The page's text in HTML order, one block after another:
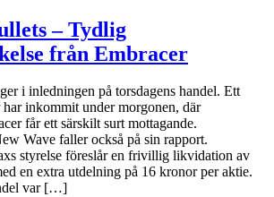
– Tydlig
från Embracer
i inledningen på torsdagens handel. Ett
inkommit under morgonen, där
får ett särskilt surt mottagande.
Wave faller också på sin rapport.
styrelse föreslår en frivillig likvidation av
en extra utdelning på 16 kronor per aktie.
var […]